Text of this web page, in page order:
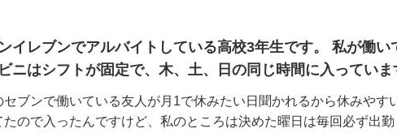
イレブンでアルバイトしている高校3年生です。 私が働い
ニはシフトが固定で、木、土、日の同じ時間に入っていま
セブンで働いている友人が月1で休みたい日聞かれるから休みやす
たので入ったんですけど、私のところは決めた曜日は毎回必ず出勤